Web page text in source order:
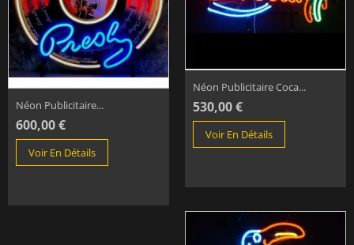
Néon Publicitaire...
600,00 €
Voir En Détails
Néon Publicitaire Coca...
530,00 €
Voir En Détails